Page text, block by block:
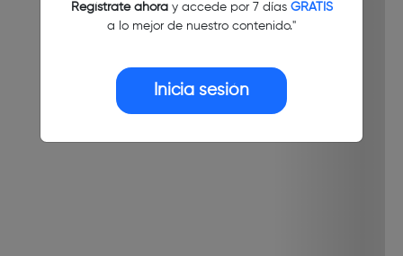
Regístrate ahoray accede por 7 días GRATIS
a lo mejor de nuestro contenido."
Inicia sesión